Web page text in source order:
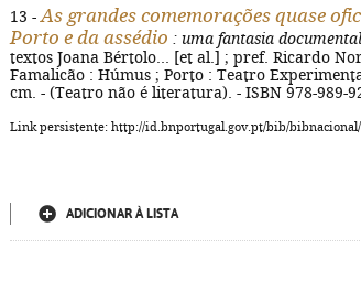
13 - As grandes comemorações quase
Porto e da assédio : uma fantasia
textos Joana Bértolo... [et al.] ; pref. Ricardo
Famalicão : Húmus ; Porto : Teatro
cm. - (Teatro não é literatura). - ISBN 978-989-
Link persistente: http://id.bnportugal.gov.pt/bib/bibnacional/
ADICIONAR À LISTA